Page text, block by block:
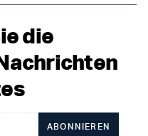
die
ABONNIEREN